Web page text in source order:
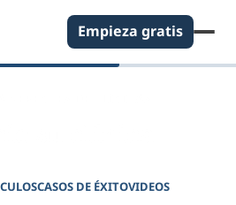
Empieza gratis
CASOS DE ÉXITOVIDEOS